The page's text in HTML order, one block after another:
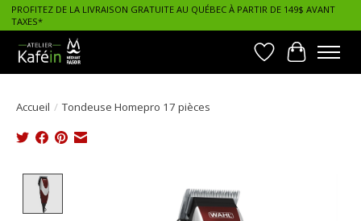
PROFITEZ DE LA LIVRAISON GRATUITE AU QUÉBEC À PARTIR DE 149$ AVANT
TAXES*
Liste dePanier
Accueil / Tondeuse Homepro 17 pièces